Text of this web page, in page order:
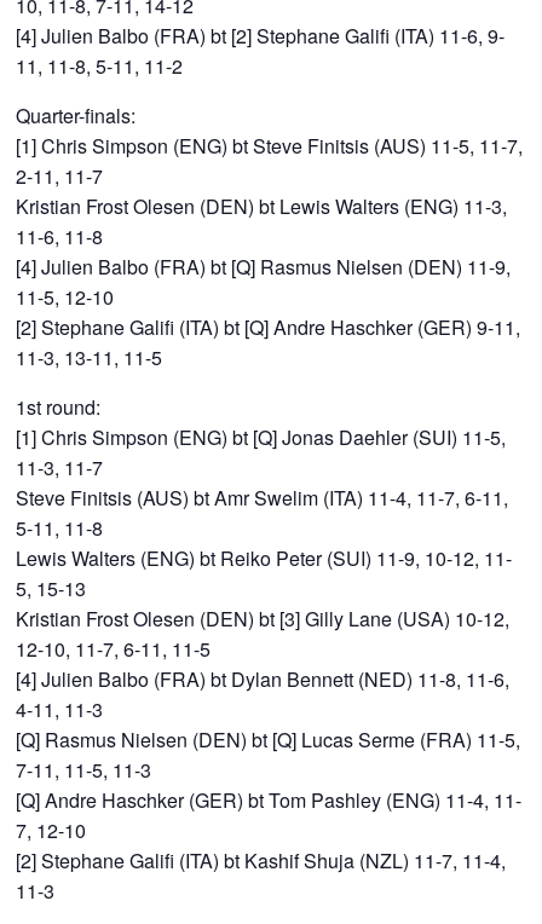
[4] Julien Balbo (FRA) bt [2] Stephane Galifi (ITA) 11-6, 9-
11, 11-8, 5-11, 11-2
Quarter-finals:
[1] Chris Simpson (ENG) bt Steve Finitsis (AUS) 11-5, 11-7,
2-11, 11-7
Kristian Frost Olesen (DEN) bt Lewis Walters (ENG) 11-3,
11-6, 11-8
[4] Julien Balbo (FRA) bt [Q] Rasmus Nielsen (DEN) 11-9,
11-5, 12-10
[2] Stephane Galifi (ITA) bt [Q] Andre Haschker (GER) 9-11,
11-3, 13-11, 11-5
1st round:
[1] Chris Simpson (ENG) bt [Q] Jonas Daehler (SUI) 11-5,
11-3, 11-7
Steve Finitsis (AUS) bt Amr Swelim (ITA) 11-4, 11-7, 6-11,
5-11, 11-8
Lewis Walters (ENG) bt Reiko Peter (SUI) 11-9, 10-12, 11-
5, 15-13
Kristian Frost Olesen (DEN) bt [3] Gilly Lane (USA) 10-12,
12-10, 11-7, 6-11, 11-5
[4] Julien Balbo (FRA) bt Dylan Bennett (NED) 11-8, 11-6,
4-11, 11-3
[Q] Rasmus Nielsen (DEN) bt [Q] Lucas Serme (FRA) 11-5,
7-11, 11-5, 11-3
[Q] Andre Haschker (GER) bt Tom Pashley (ENG) 11-4, 11-
7, 12-10
[2] Stephane Galifi (ITA) bt Kashif Shuja (NZL) 11-7, 11-4,
11-3